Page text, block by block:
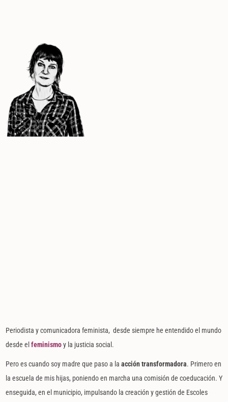
Periodista y comunicadora feminista, desde siempre he entendido el mundo
desde el feminismoy la justicia social.
Pero es cuando soy madre que paso a la acción transformadora. Primero en
la escuela de mis hijas, poniendo en marcha una comisión de coeducación. Y
enseguida, en el municipio, impulsando la creación y gestión de Escoles